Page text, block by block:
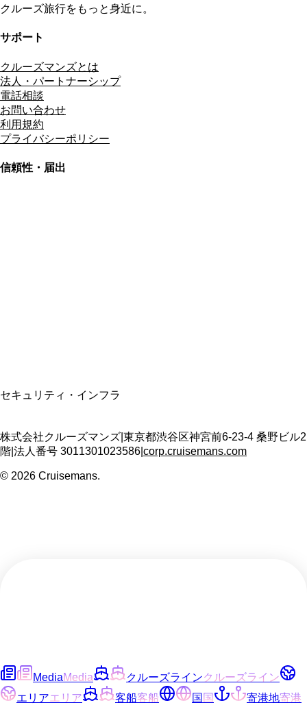
クルーズ旅行をもっと身近に。
サポート
クルーズマンズとは
法人・パートナーシップ
電話相談
お問い合わせ
利用規約
プライバシーポリシー
信頼性・届出
セキュリティ・インフラ
株式会社クルーズマンズ 東京都渋谷区神宮前6-23-4 桑野ビル2
階 法人番号 3011301023586 corp.cruisemans.com
© 2026 Cruisemans.
MediaMedia クルーズラインクルーズライン
エリアエリア 客船客船 国国 寄港地寄港